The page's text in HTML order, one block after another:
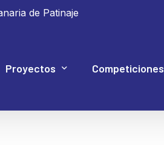
de Patinaje
Proyectos Competiciones